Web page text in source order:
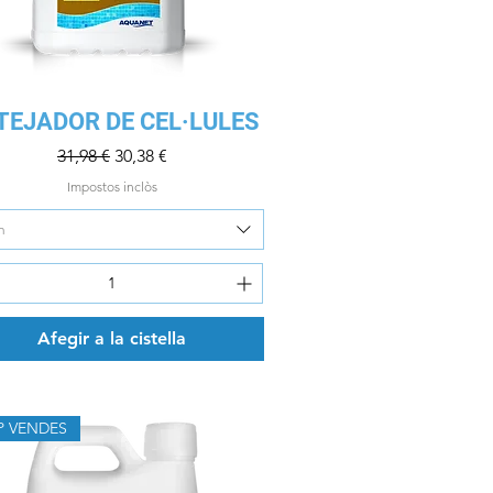
Visualització ràpida
DE CEL·LULES
Preu normal
31,98 € Preu d'oferta
30,38 €
Impostos inclòs
Afegir a la cistella
VENDES